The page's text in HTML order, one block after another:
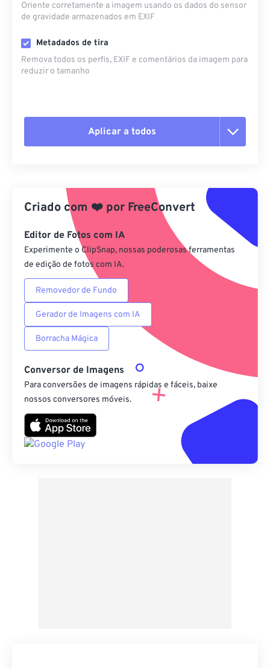
Oriente corretamente a imagem usando os dados do sensor
de gravidade armazenados em EXIF
Metadados de tira
Remova todos os perfis, EXIF ​​e comentários da imagem para
reduzir o tamanho
Aplicar a todos
Aplicar a partir da predefinição
Salvar como predefinição
Criado com ❤️ por FreeConvert
Editor de Fotos com IA
Experimente o ClipSnap, nossas poderosas ferramentas
de edição de fotos com IA.
Removedor de Fundo
Gerador de Imagens com IA
Borracha Mágica
Conversor de Imagens
Para conversões de imagens rápidas e fáceis, baixe
nossos conversores móveis.